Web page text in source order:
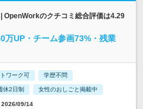
OpenWorkのクチコミ総合評価は4.29
万UP・チーム参画73%・残業
ワーク可 学歴不問
休2日制 女性のおしごと掲載中
2026/09/14